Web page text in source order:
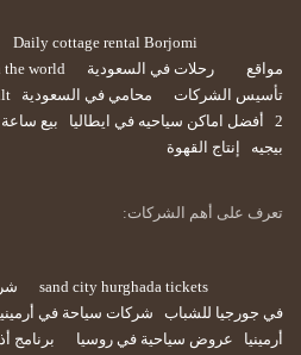
Daily cottage rental Borjomi
مواقع
رحلات في السعودية the world
تأسيس الشركات
محامي في السعودية
2
أفضل اماكن سياحيه في ايطاليا بيع ساعة
بيجيه
إنتاج القهوة
تعرف على أهم الشركات:
sand city hurghada tickets
في جورجيا للشباب
شركات سياحة في
أرمينيا
عروض سياحية في روسيا برنامج